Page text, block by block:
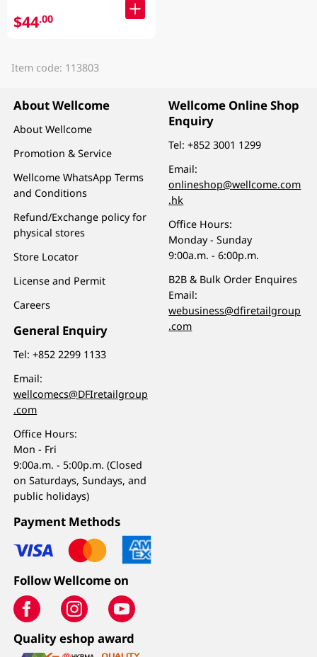
$44.00
Item code: 113803
About Wellcome
About Wellcome
Promotion & Service
Wellcome WhatsApp Terms
and Conditions
Refund/Exchange policy for
physical stores
Store Locator
License and Permit
Careers
General Enquiry
Tel:+852 2299 1133
Email:
wellcomecs@DFIretailgroup
.com
Office Hours:
Mon - Fri
9:00a.m. - 5:00p.m. (Closed
on Saturdays, Sundays, and
public holidays)
Wellcome Online Shop
Enquiry
Tel:+852 3001 1299
Email:
onlineshop@wellcome.com
.hk
Office Hours:
Monday - Sunday
9:00a.m. - 6:00p.m.
B2B & Bulk Order Enquires
Email:
webusiness@dfiretailgroup
.com
Payment Methods
Follow Wellcome on
Quality eshop award